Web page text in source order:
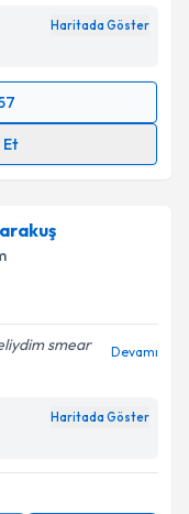
Haritada Göster
bilgilendireceğiz.
smear
Devamı
Haritada Göster